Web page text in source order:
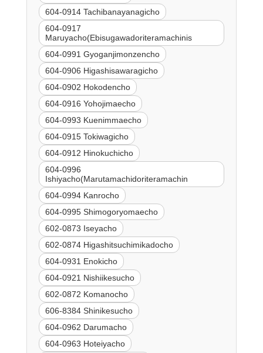
604-0914 Tachibanayanagicho
604-0917
Maruyacho(Ebisugawadoriteramachinis
604-0991 Gyoganjimonzencho
604-0906 Higashisawaragicho
604-0902 Hokodencho
604-0916 Yohojimaecho
604-0993 Kuenimmaecho
604-0915 Tokiwagicho
604-0912 Hinokuchicho
604-0996
Ishiyacho(Marutamachidoriteramachin
604-0994 Kanrocho
604-0995 Shimogoryomaecho
602-0873 Iseyacho
602-0874 Higashitsuchimikadocho
604-0931 Enokicho
604-0921 Nishiikesucho
602-0872 Komanocho
606-8384 Shinikesucho
604-0962 Darumacho
604-0963 Hoteiyacho